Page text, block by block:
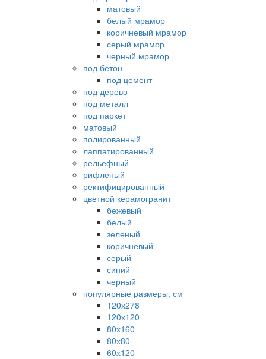
матовый
белый мрамор
коричневый мрамор
серый мрамор
черный мрамор
под бетон
под цемент
под дерево
под металл
под паркет
матовый
полированный
лаппатированный
рельефный
рифленый
ректифицированный
цветной керамогранит
бежевый
белый
зеленый
коричневый
серый
синий
черный
популярные размеры, см
120х278
120х120
80х160
80х80
60х120